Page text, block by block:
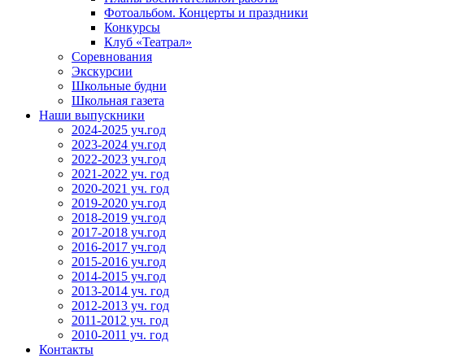
Фотоальбом. Концерты и праздники
Конкурсы
Клуб «Театрал»
Соревнования
Экскурсии
Школьные будни
Школьная газета
Наши выпускники
2024-2025 уч.год
2023-2024 уч.год
2022-2023 уч.год
2021-2022 уч. год
2020-2021 уч. год
2019-2020 уч.год
2018-2019 уч.год
2017-2018 уч.год
2016-2017 уч.год
2015-2016 уч.год
2014-2015 уч.год
2013-2014 уч. год
2012-2013 уч. год
2011-2012 уч. год
2010-2011 уч. год
Контакты